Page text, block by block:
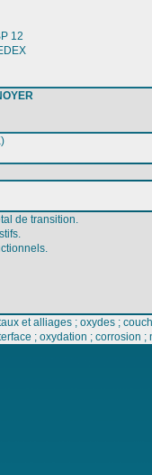
12
de transition.
et alliages ; oxydes ;
; oxydation ; corrosion ;